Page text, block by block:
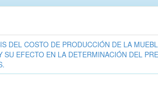
DEL COSTO DE PRODUCCIÓN DE LA
SU EFECTO EN LA DETERMINACIÓN DEL